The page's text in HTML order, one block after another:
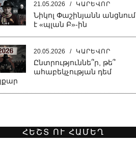
21.05.2026 / ԿԱՐԵՎՈՐ
Նիկոլ Փաշինյանն անցնում
է «պլան Բ»-ին
20.05.2026 / ԿԱՐԵՎՈՐ
Ընտրություննե՞ր, թե՞
ահաբեկչության դեմ
սատանա
ՀԵՇՏ ՈՒ ՀԱՄԵՂ